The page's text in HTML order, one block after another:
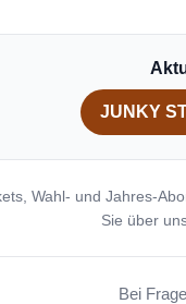
JUNKY
Wahl- und Jahres-
Sie über
Bei